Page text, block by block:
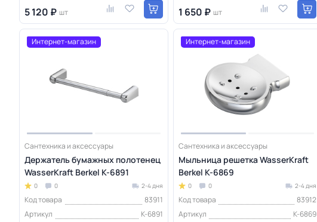
5 120 ₽ шт 1 650 ₽ шт
Интернет-магазин
Сантехника и аксессуары
Держатель бумажных полотенец
WasserKraft Berkel K-6891
0 0 2-4 дня
Код товара
83911
Артикул
K-6891
Интернет-магазин
Сантехника и аксессуары
Мыльница решетка WasserKraft
Berkel K-6869
0 0 2-4 дня
Код товара
83912
Артикул
K-6869